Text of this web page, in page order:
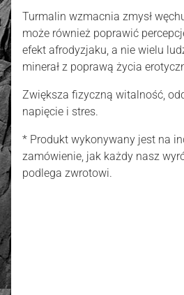
Turmalin wzmacnia zmysł
może również poprawić
efekt afrodyzjaku, a nie wielu
minerał z poprawą życia
Zwiększa fizyczną witalność,
napięcie i stres.
* Produkt wykonywany jest na
zamówienie, jak każdy nasz
podlega zwrotowi.